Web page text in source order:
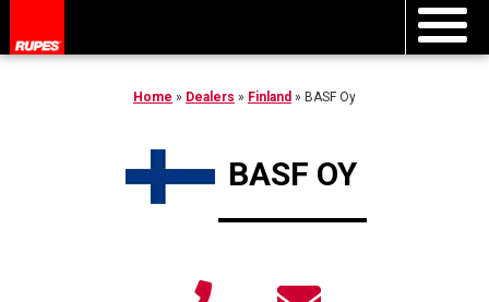
Home » Dealers » Finland » BASF Oy
BASF OY